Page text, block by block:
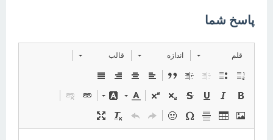
پاسخ شما
قلم اندازه قالب